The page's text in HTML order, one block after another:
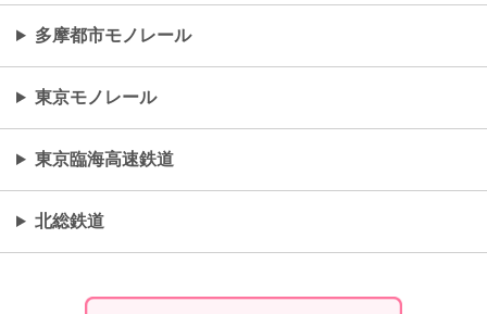
多摩都市モノレール
東京モノレール
東京臨海高速鉄道
北総鉄道